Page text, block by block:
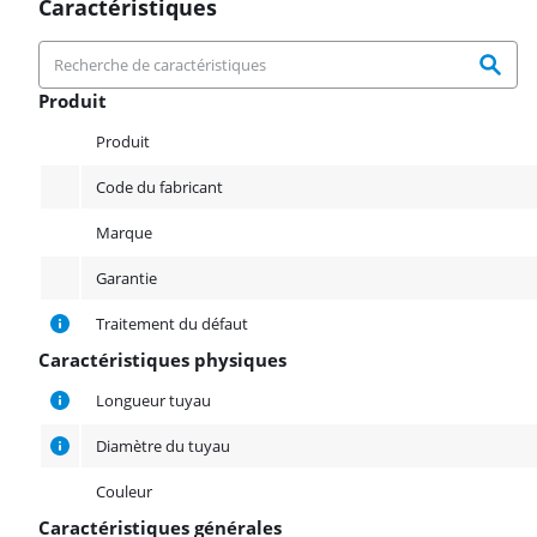
Caractéristiques
Produit
Produit
Code du fabricant
Marque
Garantie
Traitement du défaut
Caractéristiques physiques
Caractéristiques physiques
Longueur tuyau
Diamètre du tuyau
Couleur
Caractéristiques générales